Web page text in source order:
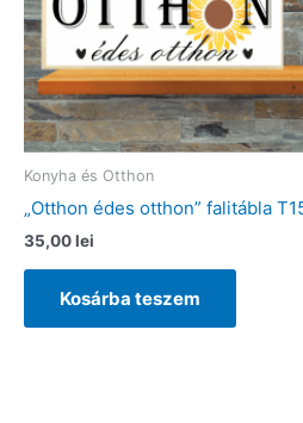
Konyha és Otthon
„Otthon édes otthon” falitábla
35,00lei
Kosárba teszem